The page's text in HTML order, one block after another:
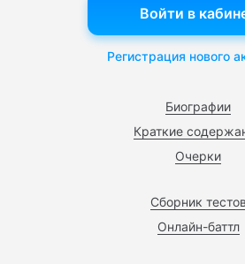
Биографии
Краткие
Очерки
Сборник тестов
Онлайн-баттл
Войти в
Регистрация нового